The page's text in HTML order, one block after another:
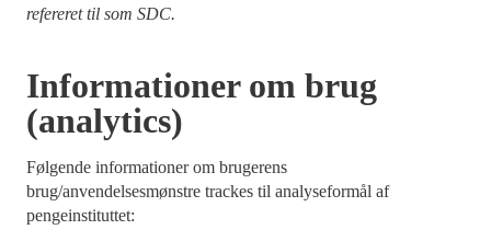
refereret til som SDC.
Informationer om brug
(analytics)
Følgende informationer om brugerens
brug/anvendelsesmønstre trackes til analyseformål af
pengeinstituttet: